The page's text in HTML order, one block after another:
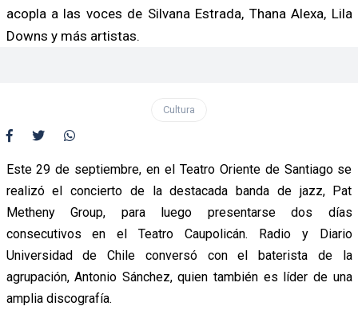
acopla a las voces de Silvana Estrada, Thana Alexa, Lila
Downs y más artistas.
Cultura
Este 29 de septiembre, en el Teatro Oriente de Santiago se
realizó el concierto de la destacada banda de jazz, Pat
Metheny Group, para luego presentarse dos días
consecutivos en el Teatro Caupolicán. Radio y Diario
Universidad de Chile conversó con el baterista de la
agrupación, Antonio Sánchez, quien también es líder de una
amplia discografía.